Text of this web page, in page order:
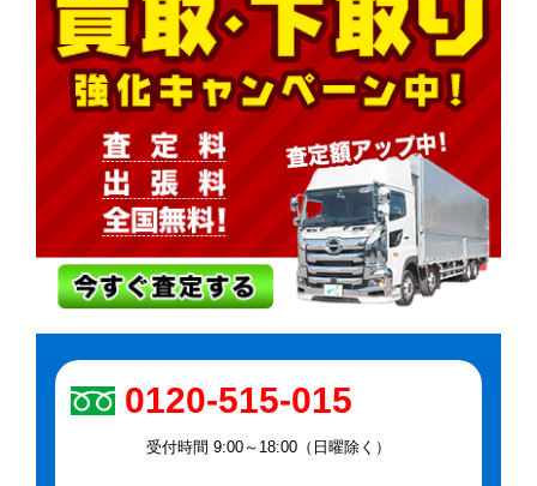
0120-515-015
受付時間 9:00～18:00（日曜除く）